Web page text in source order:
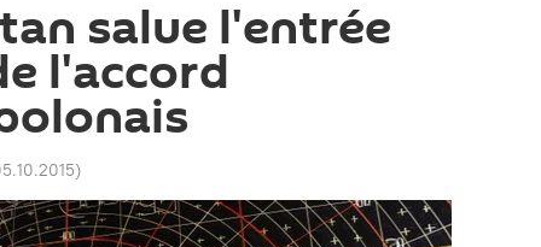
salue l'entrée
l'accord
)